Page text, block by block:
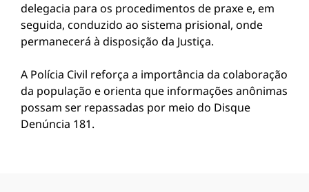
delegacia para os procedimentos de praxe e, em
seguida, conduzido ao sistema prisional, onde
permanecerá à disposição da Justiça.
A Polícia Civil reforça a importância da colaboração
da população e orienta que informações anônimas
possam ser repassadas por meio do Disque
Denúncia 181.